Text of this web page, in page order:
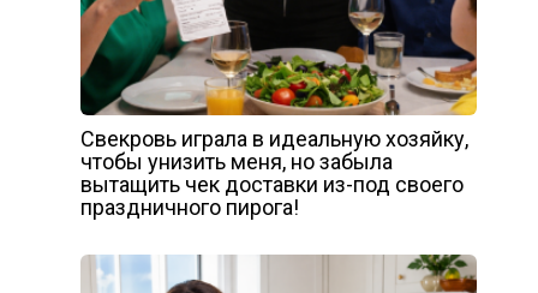
Свекровь играла в идеальную хозяйку,
чтобы унизить меня, но забыла
вытащить чек доставки из-под своего
праздничного пирога!